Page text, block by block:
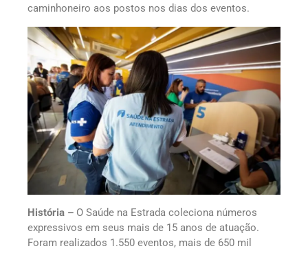
caminhoneiro aos postos nos dias dos eventos.
História – O Saúde na Estrada coleciona números
expressivos em seus mais de 15 anos de atuação.
Foram realizados 1.550 eventos, mais de 650 mil